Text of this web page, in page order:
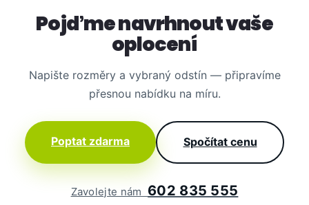
Pojďme navrhnout vaše
oplocení
Napište rozměry a vybraný odstín — připravíme
přesnou nabídku na míru.
Poptat zdarma Spočítat cenu
Zavolejte nám 602 835 555